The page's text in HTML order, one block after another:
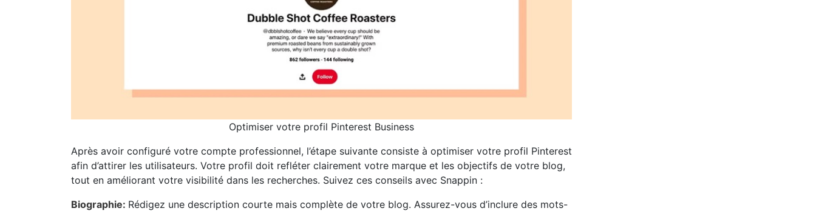
Optimiser votre profil Pinterest Business
Après avoir configuré votre compte professionnel, l’étape suivante consiste à optimiser votre profil Pinterest
afin d’attirer les utilisateurs. Votre profil doit refléter clairement votre marque et les objectifs de votre blog,
tout en améliorant votre visibilité dans les recherches. Suivez ces conseils avec Snappin :
Biographie: Rédigez une description courte mais complète de votre blog. Assurez-vous d’inclure des mots-